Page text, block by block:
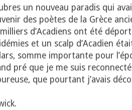
un nouveau paradis qui
des poètes de la Grèce
d’Acadiens ont été
et un scalp d’Acadien
somme importante pour
pré que je me suis
que pourtant j’avais